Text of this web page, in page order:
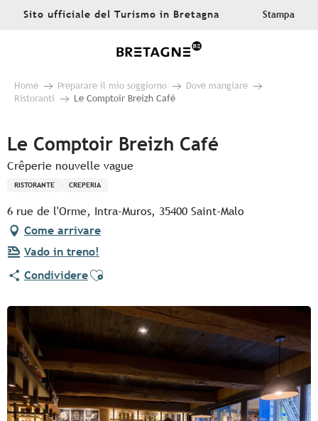
AllerSito ufficiale del Turismo in Bretagna Stampa
Home Preparare il mio soggiorno
Dove mangiare
Ristoranti
Le Comptoir Breizh Café
Le Comptoir Breizh Café
Crêperie nouvelle vague
RISTORANTE CREPERIA
6 rue de l'Orme, Intra-Muros, 35400 Saint-Malo
Come arrivare
Vado in treno!
CondividereAjouter aux favoris